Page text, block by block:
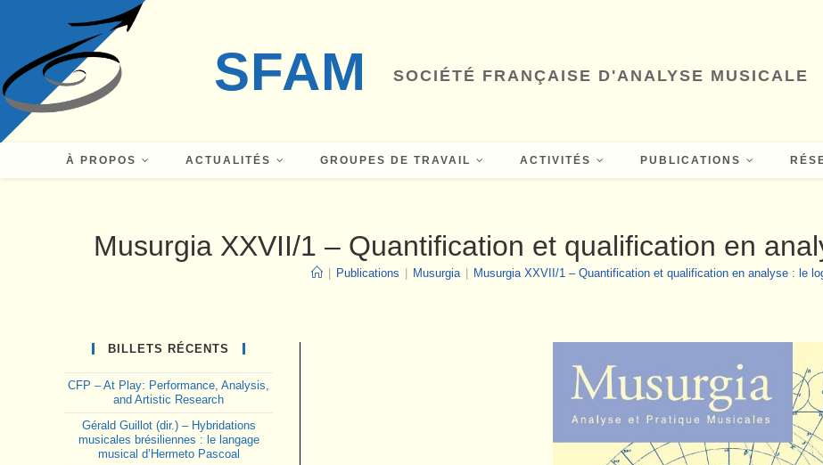
content
SFAM SOCIÉTÉ FRANÇAISE D'ANALYSE MUSICALE
À PROPOS ACTUALITÉS GROUPES DE TRAVAIL ACTIVITÉS PUBLICATIONS
Musurgia XXVII/1 – Quantification et qualification en
Publications Musurgia Musurgia XXVII/1 – Quantification et qualification en analyse : le
BILLETS RÉCENTS
CFP – At Play: Performance, Analysis,
and Artistic Research
Gérald Guillot (dir.) – Hybridations
musicales brésiliennes : le langage
musical d’Hermeto Pascoal